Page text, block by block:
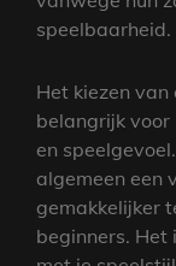
speelbaarheid.
Het kiezen
belangrijk voor
en
algemeen een
gemakkelijker
beginners. Het